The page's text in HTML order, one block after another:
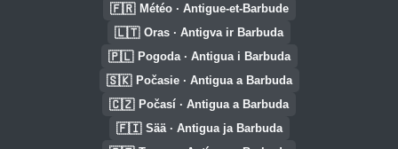
🇫🇷 Météo · Antigue-et-Barbude
🇱🇹 Oras · Antigva ir Barbuda
🇵🇱 Pogoda · Antigua i Barbuda
🇸🇰 Počasie · Antigua a Barbuda
🇨🇿 Počasí · Antigua a Barbuda
🇫🇮 Sää · Antigua ja Barbuda